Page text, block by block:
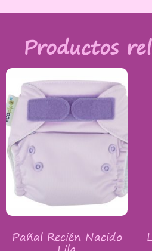
Productos
Pañal Recién Nacido